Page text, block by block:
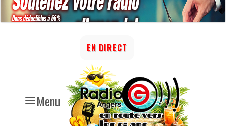
Menu
EN DIRECT